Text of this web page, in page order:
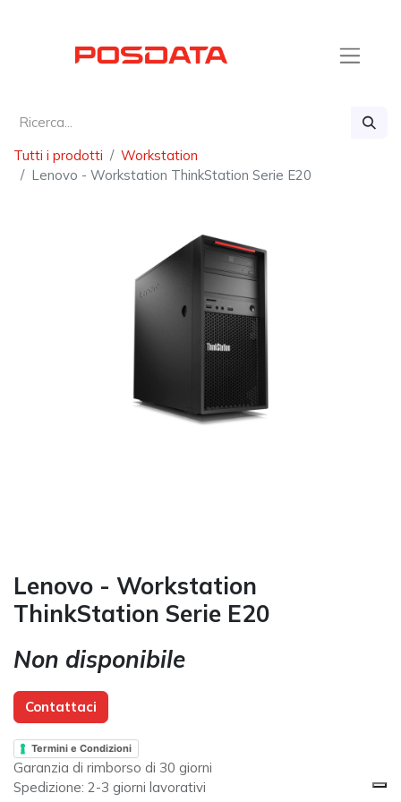
Tutti i prodotti
Workstation
Lenovo - Workstation ThinkStation Serie E20
Lenovo - Workstation
ThinkStation Serie E20
Non disponibile
Contattaci
Termini e Condizioni
Garanzia di rimborso di 30 giorni
Spedizione: 2-3 giorni lavorativi